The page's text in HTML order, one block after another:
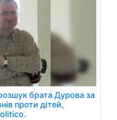
брата Дурова за
проти дітей,